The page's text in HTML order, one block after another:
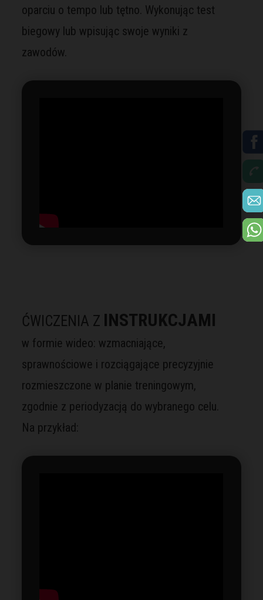
oparciu o tempo lub tętno. Wykonując test
biegowy lub wpisując swoje wyniki z
zawodów.
ĆWICZENIA Z INSTRUKCJAMI
w formie wideo: wzmacniające,
sprawnościowe i rozciągające precyzyjnie
rozmieszczone w planie treningowym,
zgodnie z periodyzacją do wybranego celu.
Na przykład: